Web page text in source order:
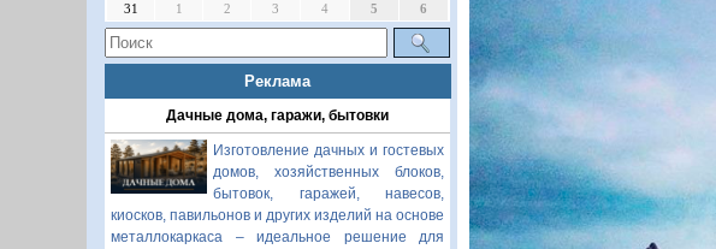
31
1 2 3 4 5 6
Реклама
Дачные дома, гаражи, бытовки
Изготовление дачных и гостевых
домов, хозяйственных блоков,
бытовок, гаражей, навесов,
киосков, павильонов и других изделий на основе
металлокаркаса – идеальное решение для